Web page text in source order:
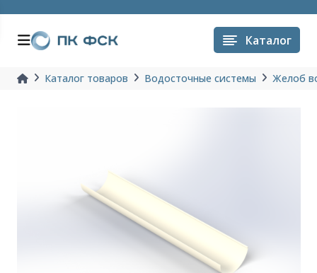
Каталог
Каталог товаров Водосточные системы Желоб